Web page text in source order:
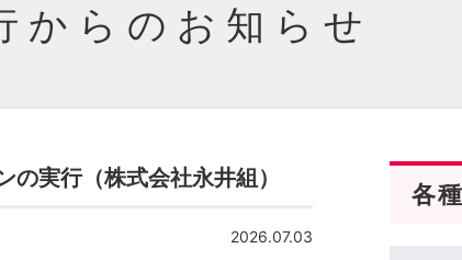
からのお知らせ
実行（株式会社永井組）
2026.07.03
各